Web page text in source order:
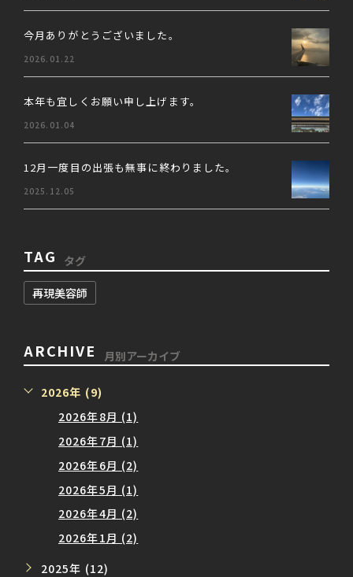
今月ありがとうございました。
2026.01.22
本年も宜しくお願い申し上げます。
2026.01.04
12月一度目の出張も無事に終わりました。
2025.12.05
TAG タグ
再現美容師
ARCHIVE 月別アーカイブ
2026年 (9)
2026年8月 (1)
2026年7月 (1)
2026年6月 (2)
2026年5月 (1)
2026年4月 (2)
2026年1月 (2)
2025年 (12)